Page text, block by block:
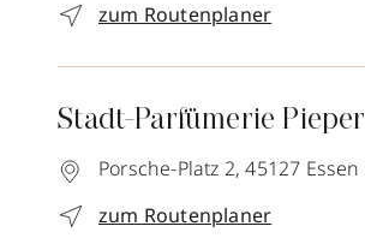
zum Routenplaner
Stadt-Parfümerie Pieper
Porsche-Platz 2, 45127 Essen
zum Routenplaner